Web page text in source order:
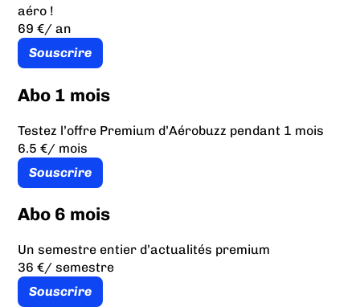
aéro !
69 €/ an
Souscrire
Abo 1 mois
Testez l’offre Premium d’Aérobuzz pendant 1 mois
6.5 €/ mois
Souscrire
Abo 6 mois
Un semestre entier d’actualités premium
36 €/ semestre
Souscrire